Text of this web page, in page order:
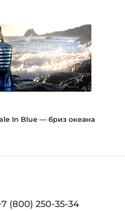
In Blue — бриз океана
(800) 250-35-34